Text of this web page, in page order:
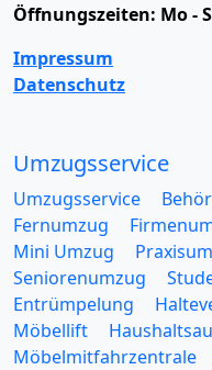
Öffnungszeiten: Mo -
Impressum
Datenschutz
Umzugsservice
Umzugsservice
Fernumzug
Mini Umzug
Seniorenumzug
Entrümpelung
Möbellift
Möbelmitfahrzentrale